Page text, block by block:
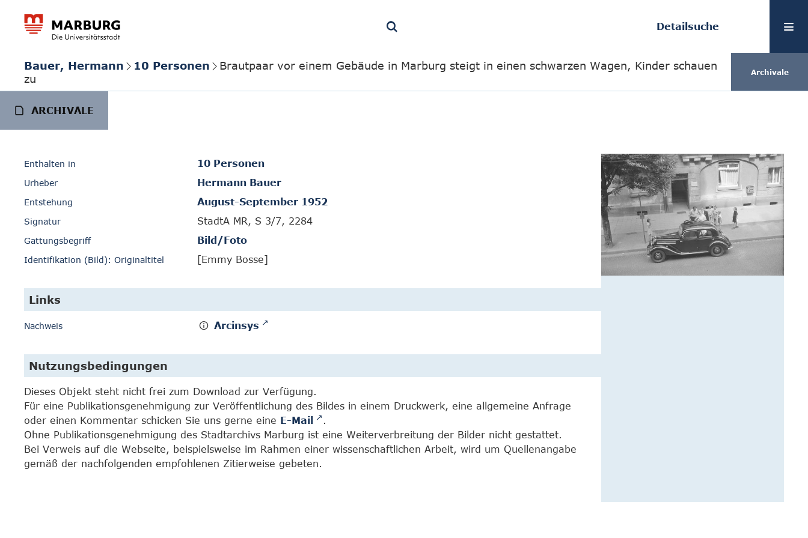
Detailsuche
Bauer, Hermann 10 Personen
Brautpaar vor einem Gebäude in Marburg steigt in einen schwarzen Wagen, Kinder schauen
zu
Archivale
ARCHIVALE
Enthalten in 10 Personen
Urheber Hermann Bauer
Entstehung August-September 1952
Signatur StadtA MR, S 3/7, 2284
Gattungsbegriff Bild/Foto
Identifikation (Bild): Originaltitel [Emmy Bosse]
Links
Nachweis Arcinsys
Nutzungsbedingungen
Dieses Objekt steht nicht frei zum Download zur Verfügung.
Für eine Publikationsgenehmigung zur Veröffentlichung des Bildes in einem Druckwerk, eine allgemeine Anfrage
oder einen Kommentar schicken Sie uns gerne eine E-Mail
.
Ohne Publikationsgenehmigung des Stadtarchivs Marburg ist eine Weiterverbreitung der Bilder nicht gestattet.
Bei Verweis auf die Webseite, beispielsweise im Rahmen einer wissenschaftlichen Arbeit, wird um Quellenangabe
gemäß der nachfolgenden empfohlenen Zitierweise gebeten.